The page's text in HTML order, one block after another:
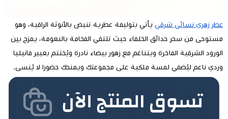
عطر زهري نسائي شرقي يأتي بتوليفة عطرية تنبض بالأنوثة الراقية، وهو
مستوحى من سحر حدائق الخلفاء حيث تلتقي الفخامة بالنعومة، يمزج بين
الورود الشرقية الفاخرة ويتناغم مع زهور بيضاء نادرة ويُختتم بعبير فانيليا
وردي ناعم ليُضفي لمسة ملكية على مجموعتك ويمنحك حضورا لا يُنسى.